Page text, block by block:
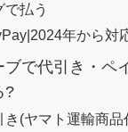
で払う
年から対
ブで代引き・ペ
?
き(ヤマト運輸商品